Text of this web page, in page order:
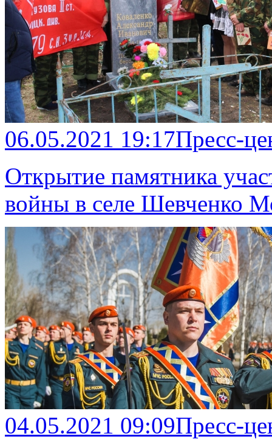
06.05.2021 19:17Пресс-
Открытие памятника
войны в селе Шевченко
04.05.2021 09:09Пресс-